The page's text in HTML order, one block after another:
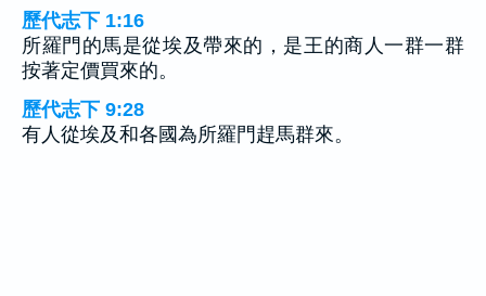
歷代志下 1:16
所羅門的馬是從埃及帶來的，是王的商人一群一群
按著定價買來的。
歷代志下 9:28
有人從埃及和各國為所羅門趕馬群來。